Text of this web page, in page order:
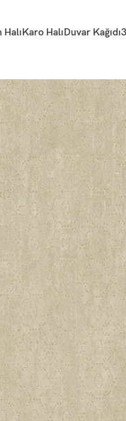
HalıKaro HalıDuvar Kağıdı